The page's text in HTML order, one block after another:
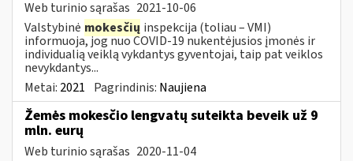
Web turinio sąrašas 2021-10-06
Valstybinė mokesčių inspekcija (toliau – VMI)
informuoja, jog nuo COVID-19 nukentėjusios įmonės ir
individualią veiklą vykdantys gyventojai, taip pat veiklos
nevykdantys...
Metai: 2021 Pagrindinis: Naujiena
Žemės mokesčio lengvatų suteikta beveik už 9
mln. eurų
Web turinio sąrašas 2020-11-04